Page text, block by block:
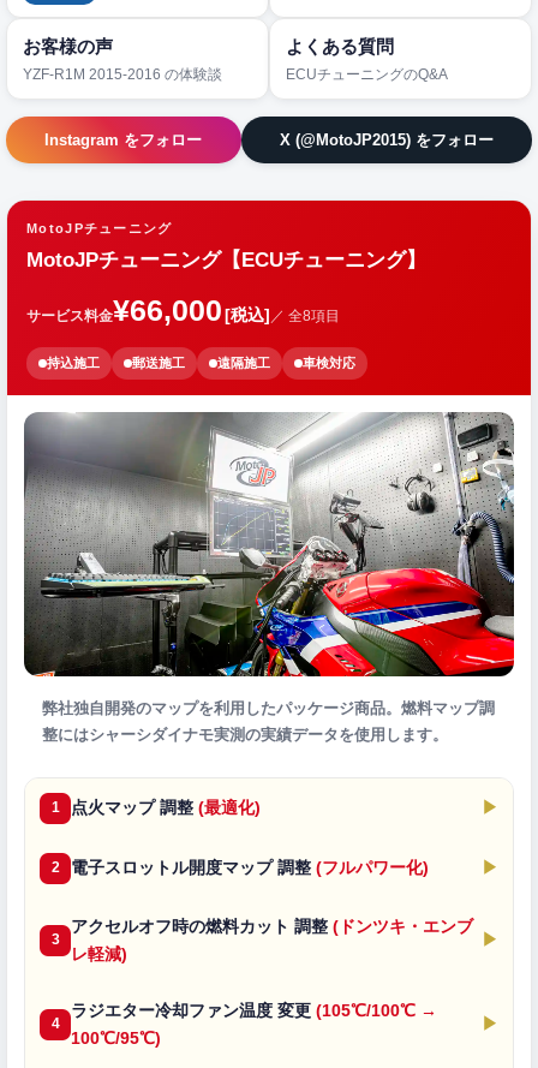
お客様の声
YZF-R1M 2015-2016 の体験談
よくある質問
ECUチューニングのQ&A
Instagram をフォロー X (@MotoJP2015) をフォロー
MotoJPチューニング
MotoJPチューニング【ECUチューニング】
サービス料金¥66,000[税込] ／ 全8項目
持込施工 郵送施工 遠隔施工 車検対応
弊社独自開発のマップを利用したパッケージ商品。燃料マップ調
整にはシャーシダイナモ実測の実績データを使用します。
1 点火マップ 調整 (最適化) ▶
2 電子スロットル開度マップ 調整 (フルパワー化) ▶
3
アクセルオフ時の燃料カット 調整 (ドンツキ・エンブ
レ軽減)
▶
4
ラジエター冷却ファン温度 変更 (105℃/100℃ →
100℃/95℃)
▶